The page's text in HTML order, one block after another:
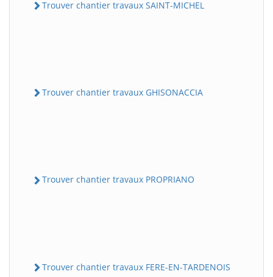
Trouver chantier travaux SAINT-MICHEL
Trouver chantier travaux GHISONACCIA
Trouver chantier travaux PROPRIANO
Trouver chantier travaux FERE-EN-TARDENOIS